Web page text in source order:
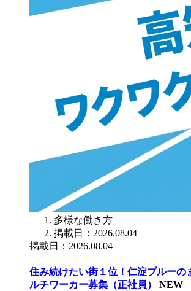
多様な働き方
掲載日：2026.08.04
掲載日：2026.08.04
住み続けたい街１位！仁淀ブルーの
ルチワーカー募集（正社員）
NEW